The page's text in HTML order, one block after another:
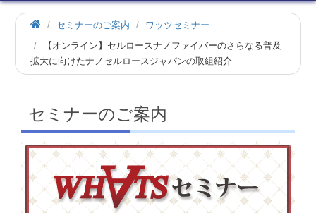
ホ
ー
ム
セミナーのご案内
ワッツセミナー
【オンライン】セルロースナノファイバーのさらなる普及
拡大に向けたナノセルロースジャパンの取組紹介
セミナーのご案内